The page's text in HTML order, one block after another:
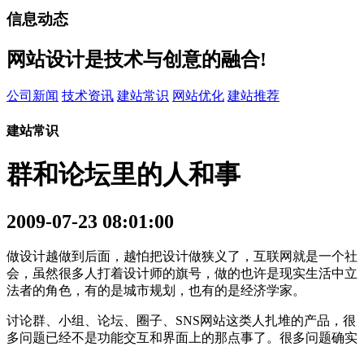
信息动态
网站设计是技术与创意的融合!
公司新闻 技术资讯 建站常识 网站优化 建站推荐
建站常识
群和论坛里的人和事
2009-07-23 08:01:00
做设计越做到后面，越怕把设计做狭义了，互联网就是一个社
会，虽然很多人打着设计师的旗号，做的也许是现实生活中立
法者的角色，有的是城市规划，也有的是经济学家。
讨论群、小组、论坛、圈子、SNS网站这类人扎堆的产品，很
多问题已经不是功能交互和界面上的那点事了。很多问题确实